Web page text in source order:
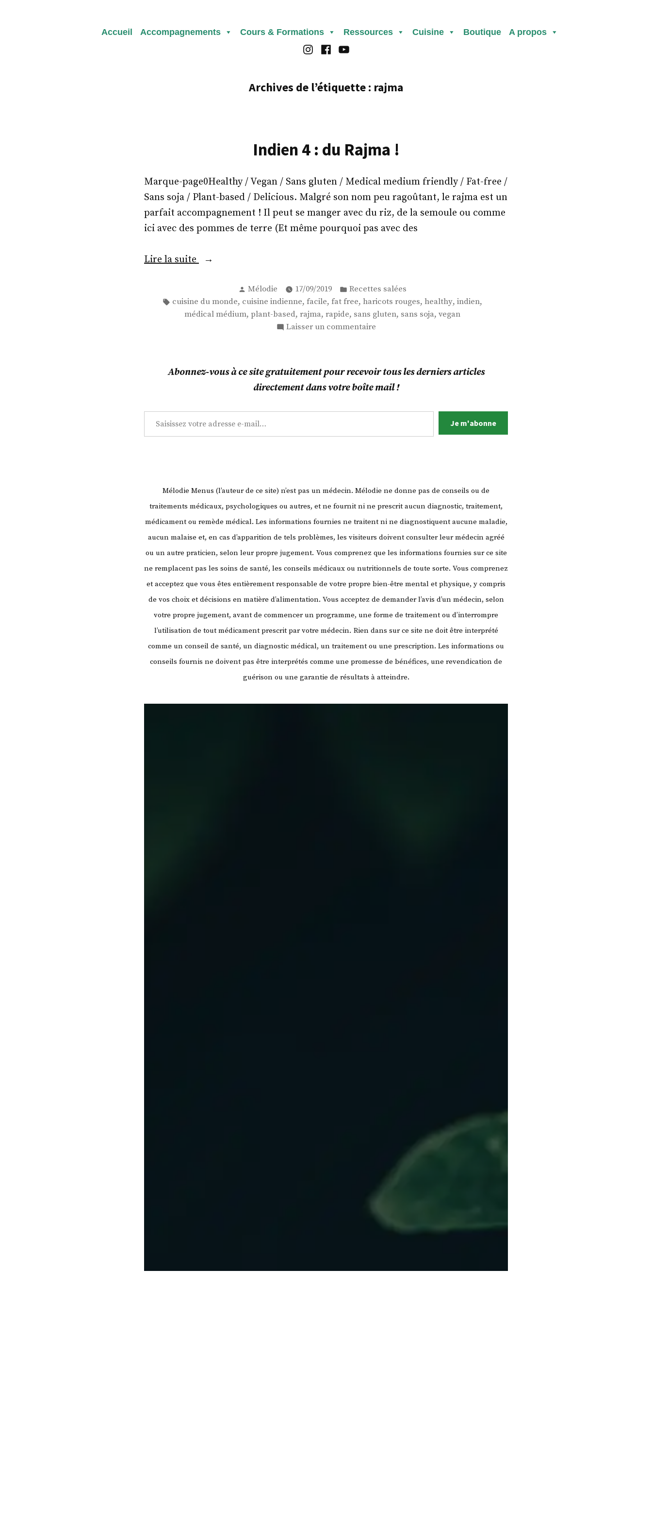
Redeviens-toi
Accueil Accompagnements Cours & Formations Ressources Cuisine Boutique A propos
Instagram
Facebook
Youtube
Archives de l’étiquette : rajma
Indien 4 : du Rajma !
Marque-page0Healthy / Vegan / Sans gluten / Medical medium friendly / Fat-free /
Sans soja / Plant-based / Delicious. Malgré son nom peu ragoûtant, le rajma est un
parfait accompagnement ! Il peut se manger avec du riz, de la semoule ou comme
ici avec des pommes de terre (Et même pourquoi pas avec des
Lire la suite
« Indien
du
Publié
par
Mélodie 17/09/2019
Publié
dans
Recettes salées
Étiquettes :
cuisine du monde, cuisine indienne, facile, fat free, haricots rouges, healthy, indien,
médical médium, plant-based, rajma, rapide, sans gluten, sans soja, vegan
Laisser un commentairesur
du
Rajma
Abonnez-vous à ce site gratuitement pour recevoir tous les derniers articles
directement dans votre boîte mail !
Saisissez votre adresse e-mail…
Je m'abonne
Mélodie Menus (l’auteur de ce site) n’est pas un médecin. Mélodie ne donne pas de conseils ou de
traitements médicaux, psychologiques ou autres, et ne fournit ni ne prescrit aucun diagnostic, traitement,
médicament ou remède médical. Les informations fournies ne traitent ni ne diagnostiquent aucune maladie,
aucun malaise et, en cas d’apparition de tels problèmes, les visiteurs doivent consulter leur médecin agréé
ou un autre praticien, selon leur propre jugement. Vous comprenez que les informations fournies sur ce site
ne remplacent pas les soins de santé, les conseils médicaux ou nutritionnels de toute sorte. Vous comprenez
et acceptez que vous êtes entièrement responsable de votre propre bien-être mental et physique, y compris
de vos choix et décisions en matière d’alimentation. Vous acceptez de demander l’avis d’un médecin, selon
votre propre jugement, avant de commencer un programme, une forme de traitement ou d’interrompre
l’utilisation de tout médicament prescrit par votre médecin. Rien dans sur ce site ne doit être interprété
comme un conseil de santé, un diagnostic médical, un traitement ou une prescription. Les informations ou
conseils fournis ne doivent pas être interprétés comme une promesse de bénéfices, une revendication de
guérison ou une garantie de résultats à atteindre.